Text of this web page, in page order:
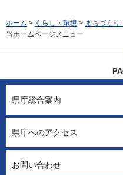
ホーム > くらし・環境 > まちづくり
当ホームページメニュー
県庁総合案内
県庁へのアクセス
お問い合わせ